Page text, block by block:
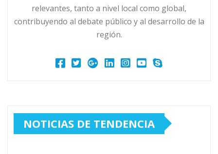
relevantes, tanto a nivel local como global,
contribuyendo al debate público y al desarrollo de la
región.
NOTICIAS DE TENDENCIA